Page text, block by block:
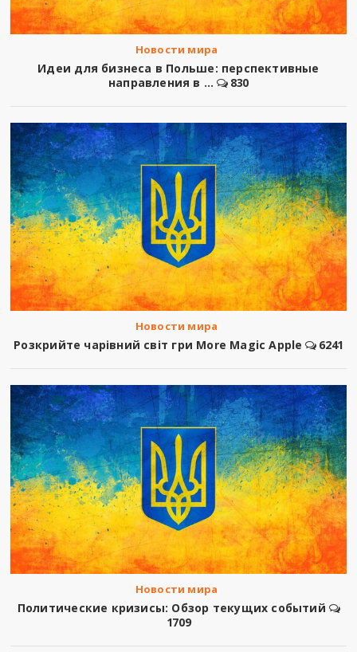
Новости мира
Идеи для бизнеса в Польше: перспективные
направления в ...
830
Новости мира
Розкрийте чарівний світ гри More Magic Apple 6241
Новости мира
Политические кризисы: Обзор текущих событий
1709